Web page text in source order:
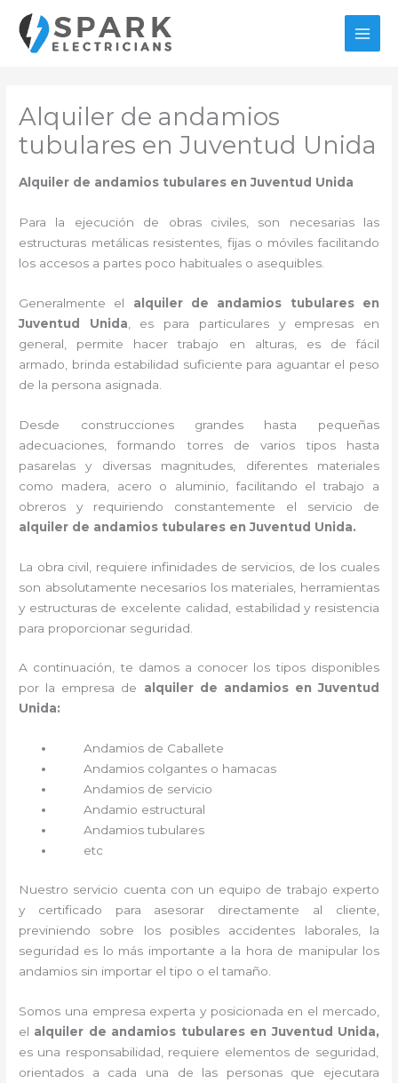
contenido
Alquiler de andamios
tubulares en Juventud Unida
Alquiler de andamios tubulares en Juventud Unida
Para la ejecución de obras civiles, son necesarias las
estructuras metálicas resistentes, fijas o móviles facilitando
los accesos a partes poco habituales o asequibles.
Generalmente el alquiler de andamios tubulares en
Juventud Unida , es para particulares y empresas en
general, permite hacer trabajo en alturas, es de fácil
armado, brinda estabilidad suficiente para aguantar el peso
de la persona asignada.
Desde construcciones grandes hasta pequeñas
adecuaciones, formando torres de varios tipos hasta
pasarelas y diversas magnitudes, diferentes materiales
como madera, acero o aluminio, facilitando el trabajo a
obreros y requiriendo constantemente el servicio de
alquiler de andamios tubulares en Juventud Unida.
La obra civil, requiere infinidades de servicios, de los cuales
son absolutamente necesarios los materiales, herramientas
y estructuras de excelente calidad, estabilidad y resistencia
para proporcionar seguridad.
A continuación, te damos a conocer los tipos disponibles
por la empresa de alquiler de andamios en Juventud
Unida:
Andamios de Caballete
Andamios colgantes o hamacas
Andamios de servicio
Andamio estructural
Andamios tubulares
etc
Nuestro servicio cuenta con un equipo de trabajo experto
y certificado para asesorar directamente al cliente,
previniendo sobre los posibles accidentes laborales, la
seguridad es lo más importante a la hora de manipular los
andamios sin importar el tipo o el tamaño.
Somos una empresa experta y posicionada en el mercado,
el alquiler de andamios tubulares en Juventud Unida,
es una responsabilidad, requiere elementos de seguridad,
orientados a cada una de las personas que ejecutara